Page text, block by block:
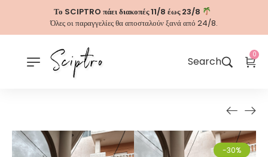
Το SCIPTRO πάει διακοπές 11/8 έως 23/8
Όλες οι παραγγελίες θα αποσταλούν ξανά από 24/8.
Search
0
-30%